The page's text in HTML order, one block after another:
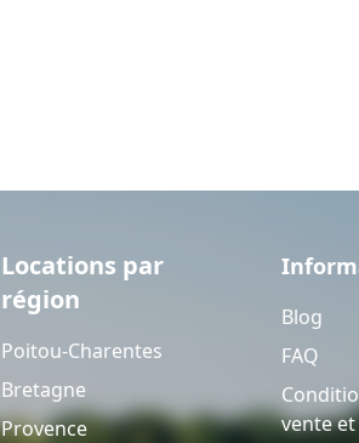
Locations par
région
Poitou-Charentes
Bretagne
Provence
Blog
FAQ
vente